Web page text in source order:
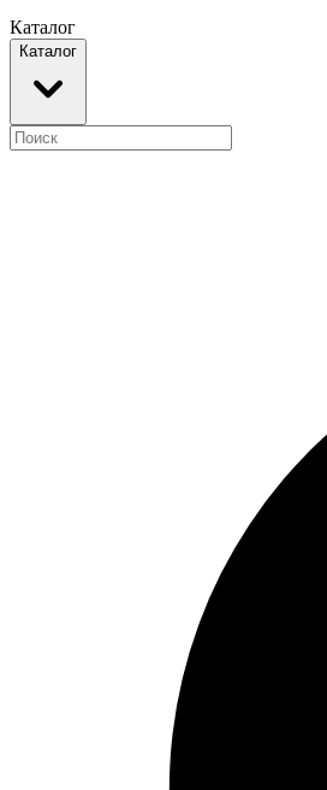
Каталог
Каталог